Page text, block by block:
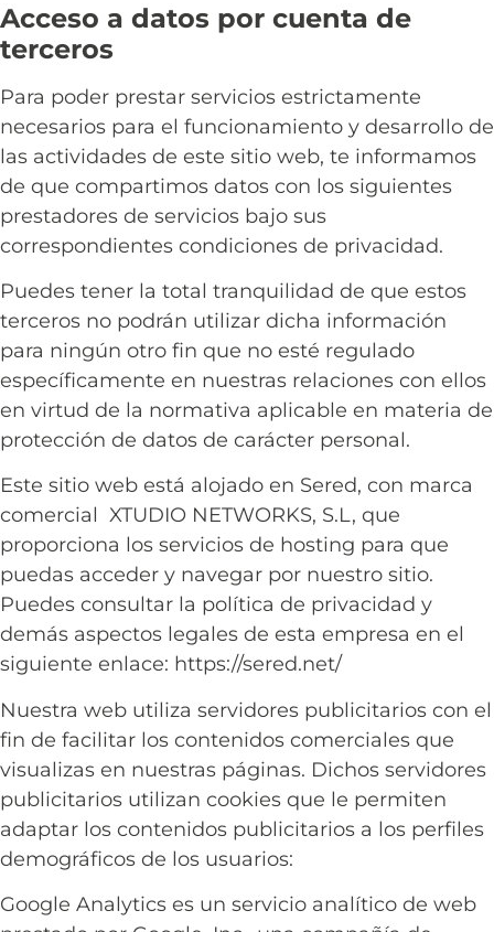
Acceso a datos por cuenta de
terceros
Para poder prestar servicios estrictamente
necesarios para el funcionamiento y desarrollo de
las actividades de este sitio web, te informamos
de que compartimos datos con los siguientes
prestadores de servicios bajo sus
correspondientes condiciones de privacidad.
Puedes tener la total tranquilidad de que estos
terceros no podrán utilizar dicha información
para ningún otro fin que no esté regulado
específicamente en nuestras relaciones con ellos
en virtud de la normativa aplicable en materia de
protección de datos de carácter personal.
Este sitio web está alojado en Sered, con marca
comercial XTUDIO NETWORKS, S.L, que
proporciona los servicios de hosting para que
puedas acceder y navegar por nuestro sitio.
Puedes consultar la política de privacidad y
demás aspectos legales de esta empresa en el
siguiente enlace: https://sered.net/
Nuestra web utiliza servidores publicitarios con el
fin de facilitar los contenidos comerciales que
visualizas en nuestras páginas. Dichos servidores
publicitarios utilizan cookies que le permiten
adaptar los contenidos publicitarios a los perfiles
demográficos de los usuarios:
Google Analytics es un servicio analítico de web